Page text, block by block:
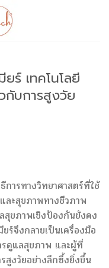
ยร์ เทคโนโลยี
กับการสูงวัย
การทางวิทยาศาสตร์ที่ใช้
ละสุขภาพทางชีวภาพ
สุขภาพเชิงป้องกันยังคง
ร์จึงกลายเป็นเครื่องมือ
ดูแลสุขภาพ และผู้ที่
สูงวัยอย่างลึกซึ้งยิ่งขึ้น